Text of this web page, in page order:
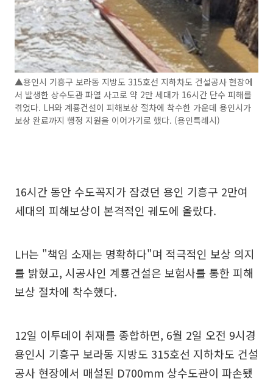
▲용인시 기흥구 보라동 지방도 315호선 지하차도 건설공사 현장에
서 발생한 상수도관 파열 사고로 약 2만 세대가 16시간 단수 피해를
겪었다. LH와 계룡건설이 피해보상 절차에 착수한 가운데 용인시가
보상 완료까지 행정 지원을 이어가기로 했다. (용인특례시)
16시간 동안 수도꼭지가 잠겼던 용인 기흥구 2만여
세대의 피해보상이 본격적인 궤도에 올랐다.
LH는 "책임 소재는 명확하다"며 적극적인 보상 의지
를 밝혔고, 시공사인 계룡건설은 보험사를 통한 피해
보상 절차에 착수했다.
12일 이투데이 취재를 종합하면, 6월 2일 오전 9시경
용인시 기흥구 보라동 지방도 315호선 지하차도 건설
공사 현장에서 매설된 D700mm 상수도관이 파손됐